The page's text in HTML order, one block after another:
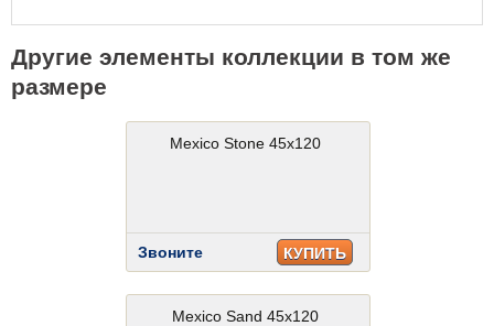
Другие элементы коллекции в том же
размере
Mexico Stone 45x120
Звоните КУПИТЬ
Mexico Sand 45x120